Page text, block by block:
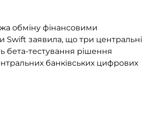
обміну фінансовими
Swift заявила, що три центральні
бета-тестування рішення
банківських цифрових